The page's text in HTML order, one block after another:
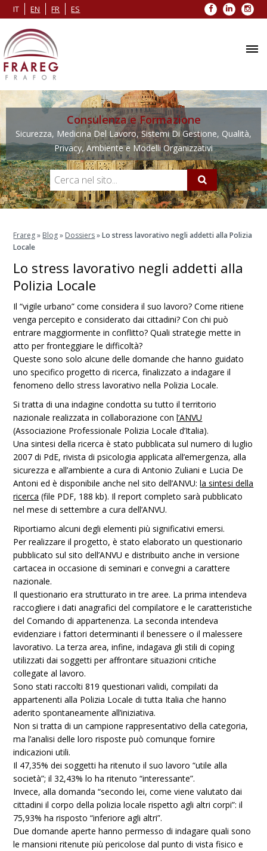
IT EN FR ES Facebook
LinkedIn
Consulenza e Formazione
Sicurezza, Medicina Del Lavoro, Sistemi Di Gestione, Qualità,
Privacy, Ambiente e Modelli Organizzativi
Frareg» Blog» Dossiers»Lo stress lavorativo negli addetti alla Polizia
Locale
Lo stress lavorativo negli addetti alla
Polizia Locale
Il “vigile urbano” come considera il suo lavoro? Come ritiene
venga percepito e considerato dai cittadini? Con chi può
entrare maggiormente in conflitto? Quali strategie mette in
atto per fronteggiare le difficoltà?
Queste sono solo alcune delle domande che hanno guidato
uno specifico progetto di ricerca, finalizzato a indagare il
fenomeno dello stress lavorativo nella Polizia Locale.
Si tratta di una indagine condotta su tutto il territorio
nazionale realizzata in collaborazione conl’ANVU
(Associazione Professionale Polizia Locale d’Italia).
Una sintesi della ricerca è stato pubblicata sul numero di luglio
2007 di PdE, rivista di psicologia applicata all’emergenza, alla
sicurezza e all’ambiente a cura di Antonio Zuliani e Lucia De
Antoni ed è disponibile anche nel sito dell’ANVU:la sintesi della
ricerca (file PDF, 188 kb). Il report completo sarà pubblicato
nel mese di settembre a cura dell’ANVU.
Riportiamo alcuni degli elementi più significativi emersi.
Per realizzare il progetto, è stato elaborato un questionario
pubblicato sul sito dell’ANVU e distribuito anche in versione
cartacea in occasione di seminari e convegni a carattere
nazionale.
Il questionario era strutturato in tre aree. La prima intendeva
raccogliere i dati anagrafici del compilatore e le caratteristiche
del Comando di appartenenza. La seconda intendeva
evidenziare i fattori determinanti il benessere o il malessere
lavorativo. La terza area, infine, indagava gli stili di coping
utilizzati dai soggetti per affrontare situazioni critiche
collegate al lavoro.
Sono stati raccolti 819 questionari validi, compilati da
appartenenti alla Polizia Locale di tutta Italia che hanno
aderito spontaneamente all’iniziativa.
Non si tratta di un campione rappresentativo della categoria,
ma l’analisi delle loro risposte può comunque fornire
indicazioni utili.
Il 47,35% dei soggetti ha ritenuto il suo lavoro “utile alla
società”; il 32,43% lo ha ritenuto “interessante”.
Invece, alla domanda “secondo lei, come viene valutato dai
cittadini il corpo della polizia locale rispetto agli altri corpi”: il
75,93% ha risposto “inferiore agli altri”.
Due domande aperte hanno permesso di indagare quali sono
le mansioni ritenute più pericolose dal punto di vista fisico e